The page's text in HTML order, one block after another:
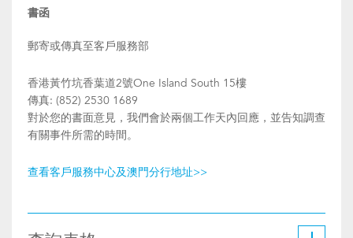
書函
郵寄或傳真至客戶服務部
香港黃竹坑香葉道2號One Island South 15樓
傳真: (852) 2530 1689
對於您的書面意見，我們會於兩個工作天內回應，並告知調查
有關事件所需的時間。
查看客戶服務中心及澳門分行地址>>